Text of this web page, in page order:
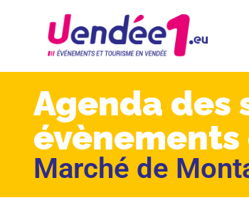
Agenda des
évènements
Marché de